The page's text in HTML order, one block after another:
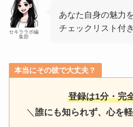
セキララボ編
集部
あなた自身の魅力
チェックリスト付
本当にその彼で大丈夫？
登録は1分・完
＼ 誰にも知られず、心を